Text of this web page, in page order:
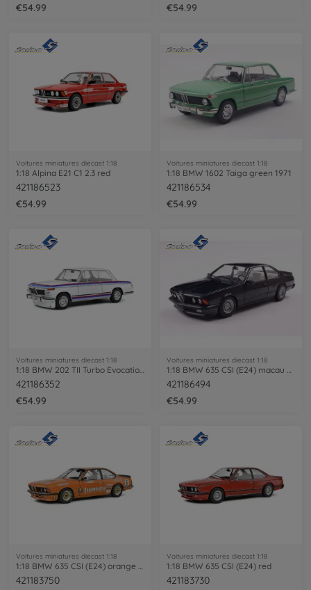
€54.99
€54.99
Voitures miniatures diecast 1:18
1:18 Alpina E21 C1 2.3 red
421186523
€54.99
Voitures miniatures diecast 1:18
1:18 BMW 1602 Taiga green 1971
421186534
€54.99
Voitures miniatures diecast 1:18
421186352
€54.99
Voitures miniatures diecast 1:18
421186494
€54.99
Voitures miniatures diecast 1:18
1:18 BMW 635 CSI (E24) orange #6
421183750
Voitures miniatures diecast 1:18
1:18 BMW 635 CSI (E24) red
421183730